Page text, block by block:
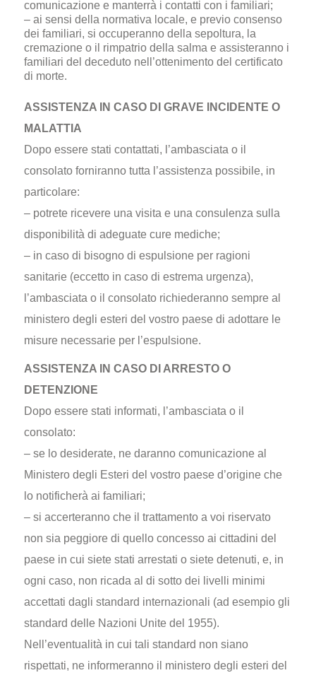
comunicazione e manterrà i contatti con i familiari;
– ai sensi della normativa locale, e previo consenso
dei familiari, si occuperanno della sepoltura, la
cremazione o il rimpatrio della salma e assisteranno i
familiari del deceduto nell’ottenimento del certificato
di morte.
ASSISTENZA IN CASO DI GRAVE INCIDENTE O
MALATTIA
Dopo essere stati contattati, l’ambasciata o il
consolato forniranno tutta l’assistenza possibile, in
particolare:
– potrete ricevere una visita e una consulenza sulla
disponibilità di adeguate cure mediche;
– in caso di bisogno di espulsione per ragioni
sanitarie (eccetto in caso di estrema urgenza),
l’ambasciata o il consolato richiederanno sempre al
ministero degli esteri del vostro paese di adottare le
misure necessarie per l’espulsione.
ASSISTENZA IN CASO DI ARRESTO O
DETENZIONE
Dopo essere stati informati, l’ambasciata o il
consolato:
– se lo desiderate, ne daranno comunicazione al
Ministero degli Esteri del vostro paese d’origine che
lo notificherà ai familiari;
– si accerteranno che il trattamento a voi riservato
non sia peggiore di quello concesso ai cittadini del
paese in cui siete stati arrestati o siete detenuti, e, in
ogni caso, non ricada al di sotto dei livelli minimi
accettati dagli standard internazionali (ad esempio gli
standard delle Nazioni Unite del 1955).
Nell’eventualità in cui tali standard non siano
rispettati, ne informeranno il ministero degli esteri del